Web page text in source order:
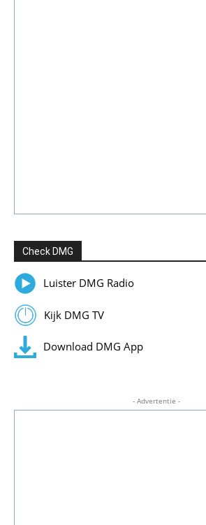
Check DMG
Luister DMG Radio
Kijk DMG TV
Download DMG App
- Advertentie -